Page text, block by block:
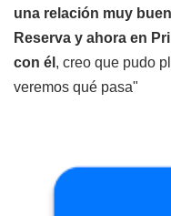
una relación muy
Reserva y ahora en
con él , creo que pudo
veremos qué pasa"